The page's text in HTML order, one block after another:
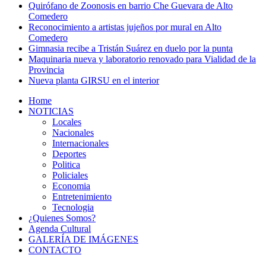
Quirófano de Zoonosis en barrio Che Guevara de Alto
Comedero
Reconocimiento a artistas jujeños por mural en Alto
Comedero
Gimnasia recibe a Tristán Suárez en duelo por la punta
Maquinaria nueva y laboratorio renovado para Vialidad de la
Provincia
Nueva planta GIRSU en el interior
Home
NOTICIAS
Locales
Nacionales
Internacionales
Deportes
Politica
Policiales
Economia
Entretenimiento
Tecnologia
¿Quienes Somos?
Agenda Cultural
GALERÍA DE IMÁGENES
CONTACTO